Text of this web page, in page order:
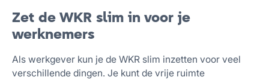
Zet de WKR slim in voor je
werknemers
Als werkgever kun je de WKR slim inzetten voor veel
verschillende dingen. Je kunt de vrije ruimte